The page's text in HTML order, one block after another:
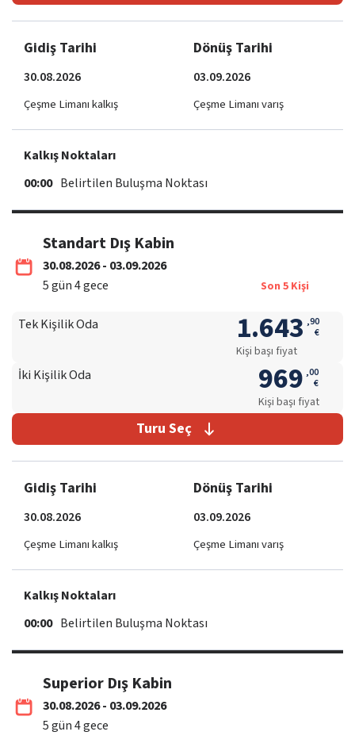
Gidiş Tarihi
30.08.2026
Çeşme Limanı kalkış
Dönüş Tarihi
03.09.2026
Çeşme Limanı varış
Kalkış Noktaları
00:00 Belirtilen Buluşma Noktası
Standart Dış Kabin
30.08.2026 - 03.09.2026
5gün4gece Son 5 Kişi
Tek Kişilik Oda 1.643 ,90
€
Kişi başı fiyat
İki Kişilik Oda 969 ,00
€
Kişi başı fiyat
Turu Seç
Gidiş Tarihi
30.08.2026
Çeşme Limanı kalkış
Dönüş Tarihi
03.09.2026
Çeşme Limanı varış
Kalkış Noktaları
00:00 Belirtilen Buluşma Noktası
Superior Dış Kabin
30.08.2026 - 03.09.2026
5gün4gece